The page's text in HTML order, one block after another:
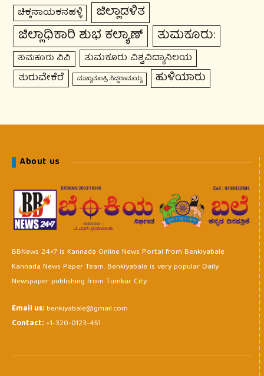
ಚಿಕ್ಕನಾಯಕನಹಳ್ಳಿ ಜಿಲ್ಲಾಡಳಿತ
ಜಿಲ್ಲಾಧಿಕಾರಿ ಶುಭ ಕಲ್ಯಾಣ್ ತುಮಕೂರು:
ತುಮಕೂರು ವಿವಿ ತುಮಕೂರು ವಿಶ್ವವಿದ್ಯಾನಿಲಯ
ತುರುವೇಕೆರೆ ಮುಖ್ಯಮಂತ್ರಿ ಸಿದ್ದರಾಮಯ್ಯ ಹುಳಿಯಾರು
About us
BBNews 24×7 is Kannada Online News Portal from Benkiyabale
Kannada News Paper Team. Benkiyabale is very popular Daily
Newspaper publishing from Tumkur City.
Email us:benkiyabale@gmail.com
Contact:+1-320-0123-451